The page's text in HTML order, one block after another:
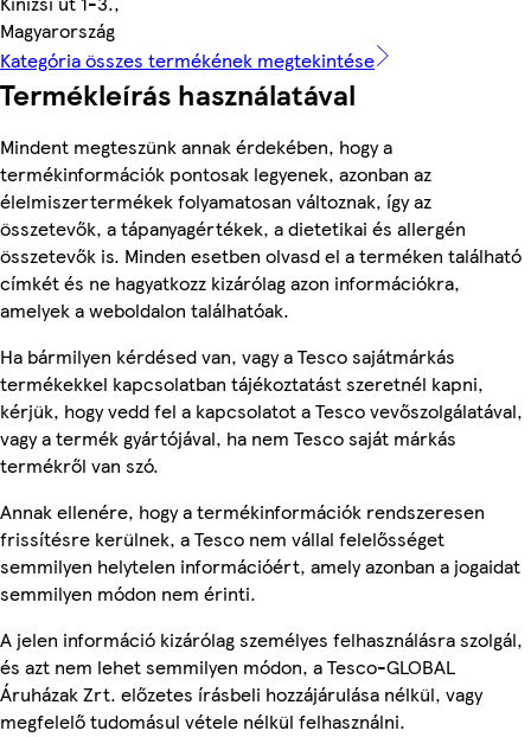
Magyarország
Kategória összes termékének megtekintése
Termékleírás használatával
Mindent megteszünk annak érdekében, hogy a
termékinformációk pontosak legyenek, azonban az
élelmiszertermékek folyamatosan változnak, így az
összetevők, a tápanyagértékek, a dietetikai és allergén
összetevők is. Minden esetben olvasd el a terméken található
címkét és ne hagyatkozz kizárólag azon információkra,
amelyek a weboldalon találhatóak.
Ha bármilyen kérdésed van, vagy a Tesco sajátmárkás
termékekkel kapcsolatban tájékoztatást szeretnél kapni,
kérjük, hogy vedd fel a kapcsolatot a Tesco vevőszolgálatával,
vagy a termék gyártójával, ha nem Tesco saját márkás
termékről van szó.
Annak ellenére, hogy a termékinformációk rendszeresen
frissítésre kerülnek, a Tesco nem vállal felelősséget
semmilyen helytelen információért, amely azonban a jogaidat
semmilyen módon nem érinti.
A jelen információ kizárólag személyes felhasználásra szolgál,
és azt nem lehet semmilyen módon, a Tesco-GLOBAL
Áruházak Zrt. előzetes írásbeli hozzájárulása nélkül, vagy
megfelelő tudomásul vétele nélkül felhasználni.